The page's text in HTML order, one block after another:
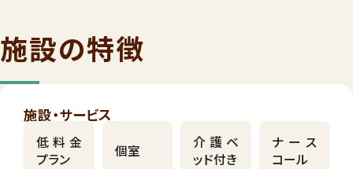
施設の特徴
施設・サービス
低料金
プラン
個室
介護ベ
ッド付き
ナース
コール